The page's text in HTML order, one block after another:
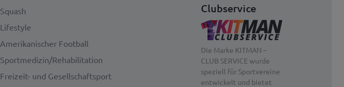
Squash
Lifestyle
Amerikanischer Football
Sportmedizin/Rehabilitation
Freizeit- und Gesellschaftsport
Clubservice
Die Marke KITMAN –
CLUB SERVICE wurde
speziell für Sportvereine
entwickelt und bietet